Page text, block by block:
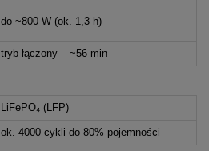
do ~800 W (ok. 1,3 h)
tryb łączony – ~56 min
LiFePO₄ (LFP)
ok. 4000 cykli do 80% pojemności